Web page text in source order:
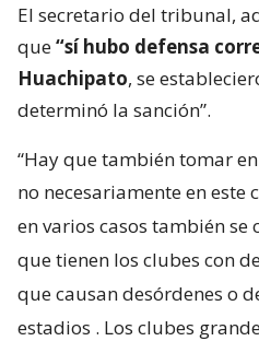
El secretario del tribunal,
que“sí hubo defensa
Huachipato, se
determinó la sanción”.
“Hay que también tomar
no necesariamente en este
en varios casos también
que tienen los clubes con
que causan desórdenes o
estadios . Los clubes